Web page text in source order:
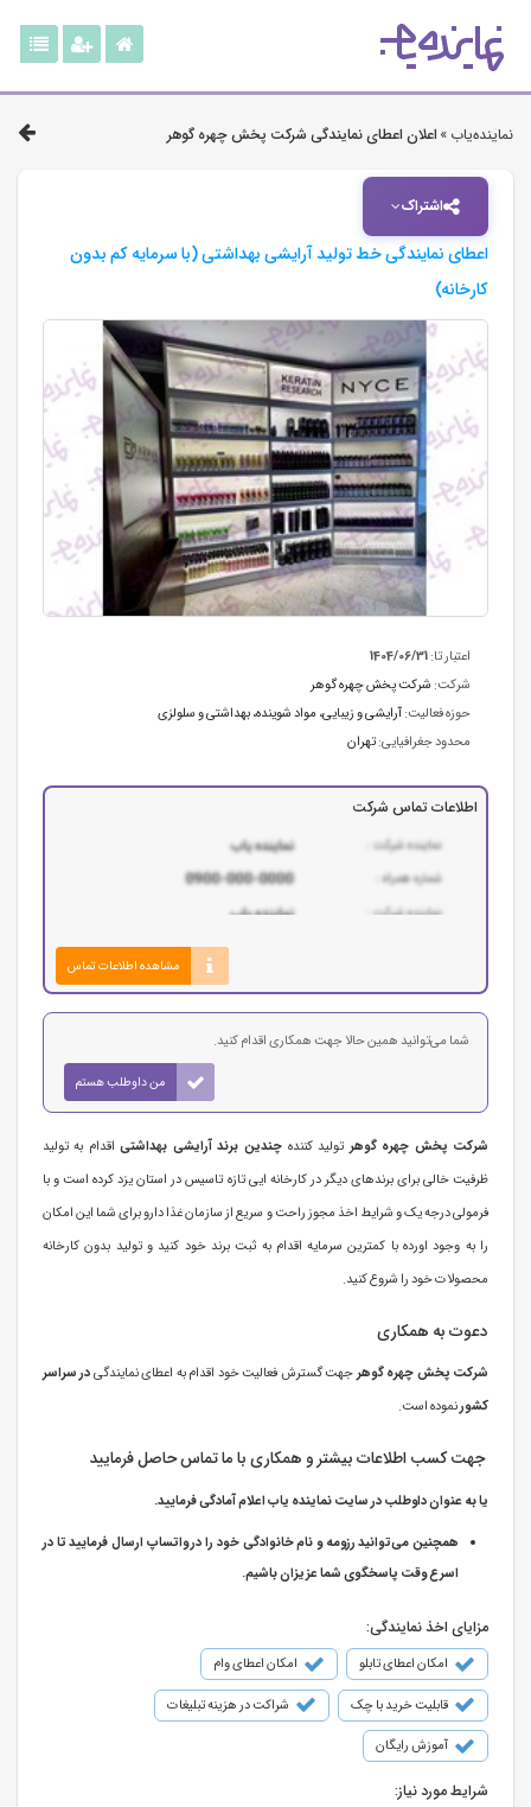
نماینده‌یاب » اعلان اعطای نمایندگی شرکت پخش چهره گوهر
اشتراک
اعطای نمایندگی خط تولید آرایشی بهداشتی (با سرمایه کم بدون
کارخانه)
اعتبار تا:1404/06/31
شرکت: شرکت پخش چهره گوهر
حوزه فعالیت:آرایشی و زیبایی، مواد شوینده، بهداشتی و سلولزی
محدود جغرافیایی:تهران
اطلاعات تماس شرکت
مشاهده اطلاعات تماس
شما می‌توانید همین حالا جهت همکاری اقدام کنید.
من داوطلب هستم
شرکت پخش چهره گوهر تولید کننده چندین برند آرایشی بهداشتیاقدام به تولید
ظرفیت خالی برای برندهای دیگر در کارخانه ایی تازه تاسیس در استان یزد کرده است و با
فرمولی درجه یک و شرایط اخذ مجوز راحت و سریع از سازمان غذا دارو برای شما این امکان
را به وجود اورده با کمترین سرمایه اقدام به ثبت برند خود کنید و تولید بدون کارخانه
محصولات خود را شروع کنید.
دعوت به همکاری
شرکت پخش چهره گوهرجهت گسترش فعالیت خود اقدام به اعطای نمایندگیدر سراسر
کشورنموده است.
جهت کسب اطلاعات بیشتر و همکاری با ما تماس حاصل فرمایید
یا به عنوان داوطلب در سایت نماینده یاب اعلام آمادگی فرمایید.
همچنین می‌توانید رزومه و نام خانوادگی خود را در واتساپ ارسال فرمایید تا در
اسرع وقت پاسخگوی شما عزیزان باشیم.
مزایای اخذ نمایندگی:
امکان اعطای تابلو امکان اعطای وام
قابلیت خرید با چک شراکت در هزینه تبلیغات
آموزش رایگان
شرایط مورد نیاز: